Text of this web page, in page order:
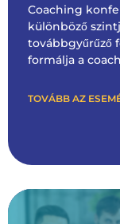
Coaching
különböző
továbbgyűrűző
formálja a
TOVÁBB AZ